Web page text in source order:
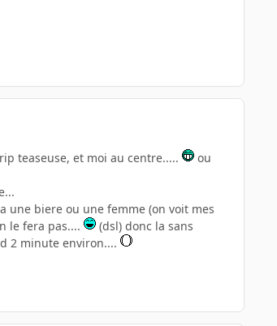
teaseuse, et moi au centre.....
ou
une biere ou une femme (on voit mes
le fera pas....
(dsl) donc la sans
2 minute environ....